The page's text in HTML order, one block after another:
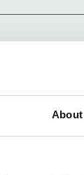
About
ontmoet,
Veel liefs